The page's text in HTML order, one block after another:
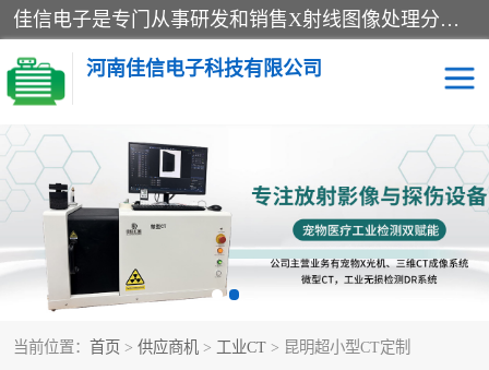
佳信电子是专门从事研发和销售X射线图像处理分析和X射线设备的高端技术公司，先进的图像处理技术帮助用户更加准确的判断图像，为科研和检测提供可靠保证，现有产品包括电力GIS探伤X射线检测系统，电力耐张线夹探伤X射线检测系统，便携式X射线，兽用图像的增强软件工具包，工业和兽用便携式DR，实验室CT，桌面CT等。
河南佳信电子科技有限公司
当前位置： 首页 > 供应商机 > 工业CT > 昆明超小型CT定制
宠物X光机DR 电力探伤仪GIS探伤仪
电力探伤仪耐张线夹探伤
仪
微焦点射线源
工业CT
C型臂 口腔牙科X光机DR